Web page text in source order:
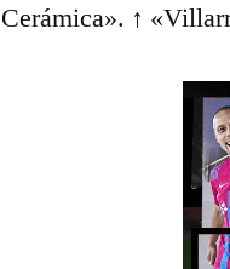
Cerámica». ↑